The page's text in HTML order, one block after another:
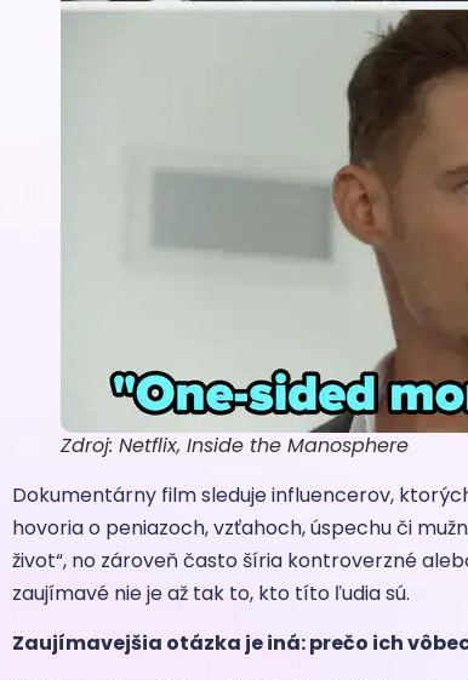
Zdroj: Netflix, Inside the Manosphere
Dokumentárny film sleduje influencerov,
hovoria o peniazoch, vzťahoch, úspechu či
život“, no zároveň často šíria kontroverzné
zaujímavé nie je až tak to, kto títo ľudia sú.
Zaujímavejšia otázka je iná: prečo ich